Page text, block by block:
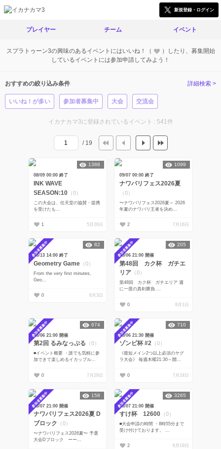
新規登録・ログイン
プレイヤー チーム イベント
スプラトゥーン3の興味のあるイベントにはいいね！（
）したり、募集開始
しているイベントには参加申請してみよう！
おすすめの絞り込み条件
いいね！が多い 参加者募集中 大会 交流会
詳細検索 >
イカナカマ3に登録されているイベント : 541件
/ 19
08/09 00:00 終了
INK WAVE
SEASON:10 （0）
この大会は、任天堂の協賛・提携
を受けたも...
1388
1 5月26日
09/07 00:00 終了
ナワバリフェス2026夏
（0）
〜ナワバリフェス2026夏～ 2026
年夏のナワバリ王者を決め...
1099
2 7月16日
参加者募集中
08/13 14:00 終了
Geometry Game （0）
From the very first minutes,
Geo...
82
0 8月3日
参加者募集中
08/06 21:00 開催
第48回 カク杯 ガチエ
リア （0）
第48回 カク杯 ガチエリア 週
に一度の真剣勝負 ...
205
0 8月1日
参加者募集中
08/06 21:00 開催
第2回 るみなっぷる （0）
■イベント概要 ・誰でも気軽に参
加できて楽しめるイカップル...
674
0 7月29日
参加者募集中
08/06 21:30 開催
ゾンビ杯 #2 （0）
《復短メイン2つ以上必須のヤグ
ラ大会》 毎週木曜21:30～開...
710
0 7月24日
参加者募集中
08/07 21:00 開催
ナワバリフェス2026夏 D
ブロック （0）
〜ナワバリフェス2026夏〜 予選
大会Dブロック ーー...
158 参加者募集中
08/07 21:00 開催
すけ杯 12600 （0）
■大会申請の時間 ・8時55分まで
受け付けております。 ...
3265
2 6月19日